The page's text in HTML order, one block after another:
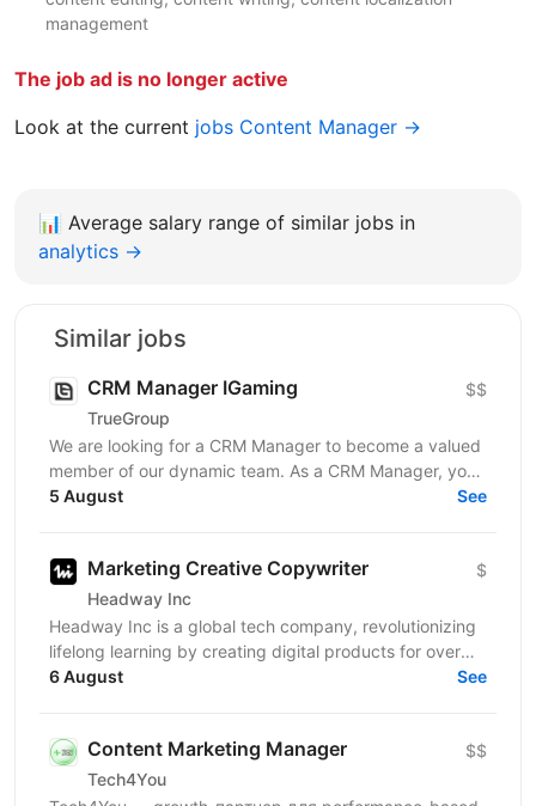
management
The job ad is no longer active
Look at the current jobs Content Manager →
📊 Average salary range of similar jobs in
analytics →
Similar jobs
CRM Manager IGaming
TrueGroup
$$
We are looking for a CRM Manager to become a valued
member of our dynamic team. As a CRM Manager, you
will play a pivotal role in nurturing and retaining...
5 August See
Marketing Creative Copywriter
Headway Inc
$
Headway Inc is a global tech company, revolutionizing
lifelong learning by creating digital products for over
170 million users worldwide. Our mission is to...
6 August See
Content Marketing Manager
Tech4You
$$